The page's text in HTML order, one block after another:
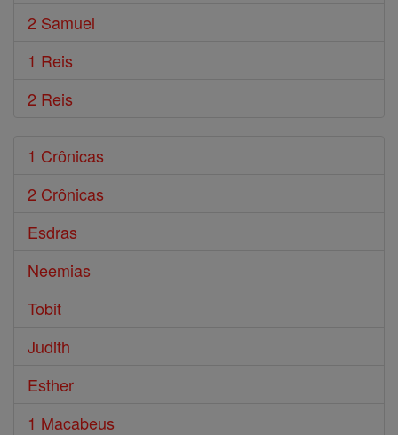
2 Samuel
1 Reis
2 Reis
1 Crônicas
2 Crônicas
Esdras
Neemias
Tobit
Judith
Esther
1 Macabeus